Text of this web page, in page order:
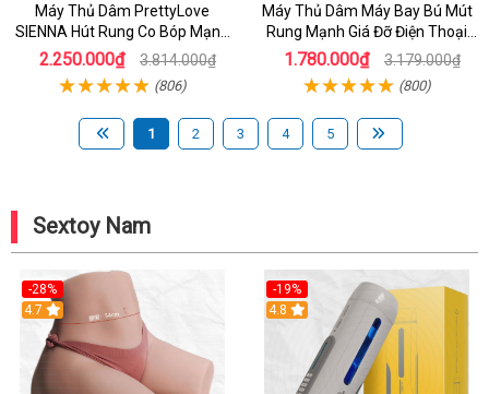
Máy Thủ Dâm PrettyLove
SIENNA Hút Rung Co Bóp Mạnh
Mẽ Nam
2.250.000₫ 3.814.000₫
(806)
Máy Thủ Dâm Máy Bay Bú Mút
Rung Mạnh Giá Đỡ Điện Thoại
Chính Hãng
1.780.000₫ 3.179.000₫
(800)
1 2 3 4 5
Sextoy Nam
-28%
4.7
-19%
Hot
4.8